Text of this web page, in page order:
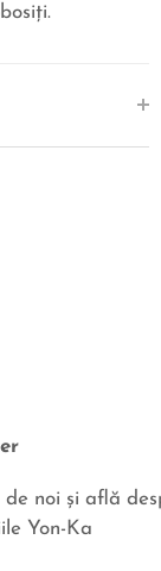
de noi şi află
Yon-Ka